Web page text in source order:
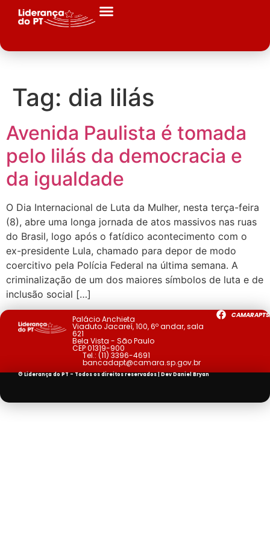
Tag: dia lilás
Avenida Paulista é tomada
pelo lilás da democracia e
da igualdade
O Dia Internacional de Luta da Mulher, nesta terça-feira
(8), abre uma longa jornada de atos massivos nas ruas
do Brasil, logo após o fatídico acontecimento com o
ex-presidente Lula, chamado para depor de modo
coercitivo pela Polícia Federal na última semana. A
criminalização de um dos maiores símbolos de luta e de
inclusão social […]
Palácio Anchieta
Viaduto Jacareí, 100, 6º andar, sala
621
Bela Vista - São Paulo
CEP 01319-900
Tel.: (11) 3396-4691
bancadapt@camara.sp.gov.br
© Liderança do PT - Todos os direitos reservados | DevDaniel Bryan